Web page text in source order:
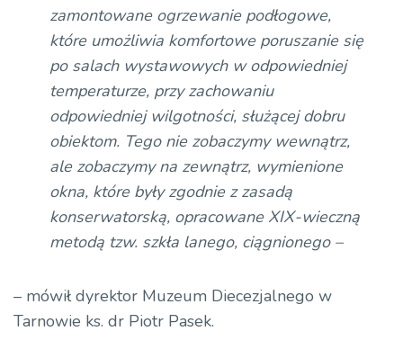
zamontowane ogrzewanie podłogowe,
które umożliwia komfortowe poruszanie się
po salach wystawowych w odpowiedniej
temperaturze, przy zachowaniu
odpowiedniej wilgotności, służącej dobru
obiektom. Tego nie zobaczymy wewnątrz,
ale zobaczymy na zewnątrz, wymienione
okna, które były zgodnie z zasadą
konserwatorską, opracowane XIX-wieczną
metodą tzw. szkła lanego, ciągnionego –
– mówił dyrektor Muzeum Diecezjalnego w
Tarnowie ks. dr Piotr Pasek.